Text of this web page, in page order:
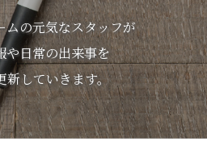
ムの元気なスタッフが
や日常の出来事を
新していきます。